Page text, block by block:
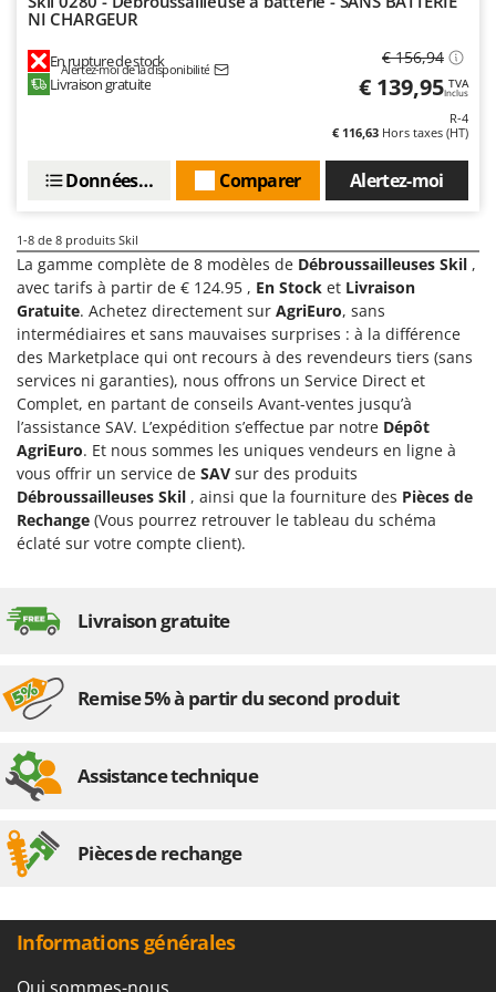
Tondeuses autoportées
Trancheuses
Treuils de débardage
Tronçonneuses
V
Vêtements de Sécurité
Vibroculteurs à tracteur
Lampacrescia - MGM
LAR Casalinghi
Lisam
M
M.A.I.BO.
Macom
Macte Ovens
Makita
MAMMAMIA
Marcato
Marina Systems
Master
Mastercook
McCulloch
Michelin
Mille
Mockmill
MOSA
MTD
NI CHARGEUR
En rupture de stock
Alertez-moi de la disponibilité
Livraison gratuite
€ 156,94
€ 139,95 TVA
Inclus
R-4
€ 116,63 Hors taxes (HT)
Alertez-moi
Comparer
Données techniques
1-8 de 8 produits Skil
La gamme complète de 8 modèles de Débroussailleuses Skil ,
avec tarifs à partir de € 124.95 , En Stock et Livraison
Gratuite. Achetez directement sur AgriEuro, sans
intermédiaires et sans mauvaises surprises : à la différence
des Marketplace qui ont recours à des revendeurs tiers (sans
services ni garanties), nous offrons un Service Direct et
Complet, en partant de conseils Avant-ventes jusqu’à
l’assistance SAV. L’expédition s’effectue par notre Dépôt
AgriEuro. Et nous sommes les uniques vendeurs en ligne à
vous offrir un service de SAV sur des produits
Débroussailleuses Skil , ainsi que la fourniture des Pièces de
Rechange (Vous pourrez retrouver le tableau du schéma
éclaté sur votre compte client).
Livraison gratuite
Remise 5% à partir du second produit
Assistance technique
Pièces de rechange
Informations générales